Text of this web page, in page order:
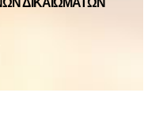
ΔΙΚΑΙΩΜΆΤΩΝ